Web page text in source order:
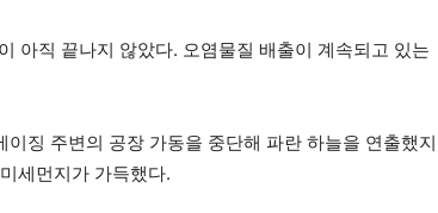
아직 끝나지 않았다. 오염물질 배출이 계속되고 있는
이징 주변의 공장 가동을 중단해 파란 하늘을 연출했지
세먼지가 가득했다.